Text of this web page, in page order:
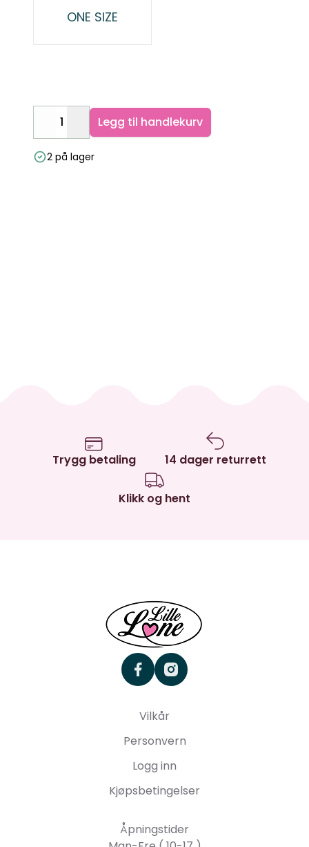
ONE SIZE
DecreaseIncrease
Legg til handlekurv
2 på lager
Trygg betaling 14 dager returrett
Klikk og hent
facebookinstagram
Vilkår
Personvern
Logg inn
Kjøpsbetingelser
Åpningstider